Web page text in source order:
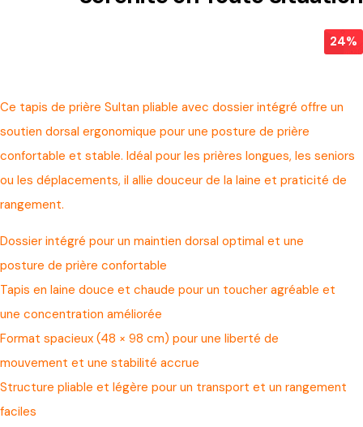
24%
Ce tapis de prière Sultan pliable avec dossier intégré offre un
soutien dorsal ergonomique pour une posture de prière
confortable et stable. Idéal pour les prières longues, les seniors
ou les déplacements, il allie douceur de la laine et praticité de
rangement.
Dossier intégré pour un maintien dorsal optimal et une
posture de prière confortable
Tapis en laine douce et chaude pour un toucher agréable et
une concentration améliorée
Format spacieux (48 × 98 cm) pour une liberté de
mouvement et une stabilité accrue
Structure pliable et légère pour un transport et un rangement
faciles